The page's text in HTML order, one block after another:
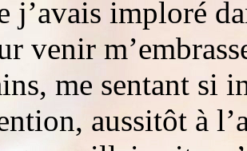
j’avais imploré
venir
me sentant si
aussitôt à